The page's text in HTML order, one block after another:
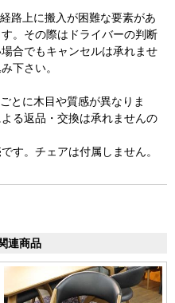
路上に搬入が困難な要素があ
。その際はドライバーの判断
合でもキャンセルは承れませ
下さい。
とに木目や質感が異なりま
る返品・交換は承れませんの
す。チェアは付属しません。
連商品